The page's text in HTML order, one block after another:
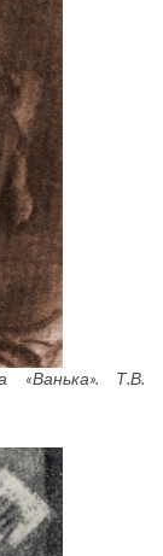
«Ванька». Т.В.